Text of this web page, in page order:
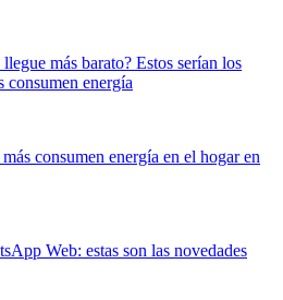
más barato? Estos serían los
consumen energía
consumen energía en el hogar en
Web: estas son las novedades